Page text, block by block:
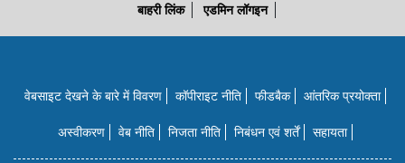
बाहरी लिंक
एडमिन लॉगइन
वेबसाइट देखने के बारे में विवरण कॉपीराइट नीति फीडबैक आंतरिक प्रयोक्‍ता
अस्वीकरण वेब नीति निजता नीति निबंधन एवं शर्तें सहायता